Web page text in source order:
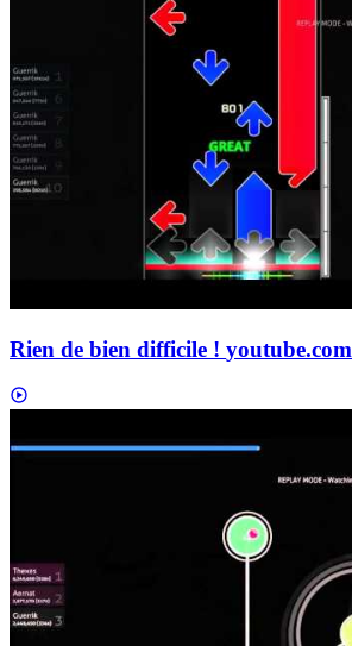
Rien de bien difficile ! youtube.com